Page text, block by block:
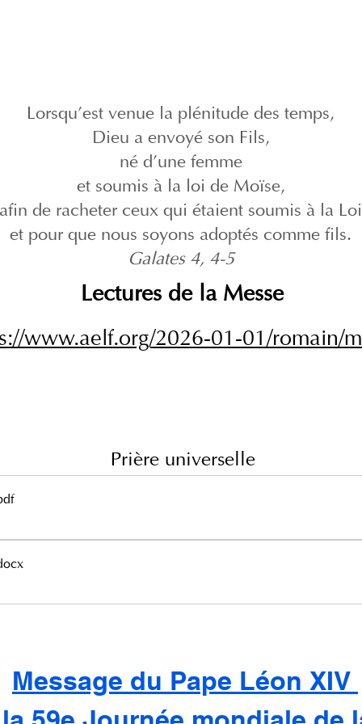
Lorsqu’est venue la plénitude des temps,
Dieu a envoyé son Fils,
né d’une femme
et soumis à la loi de Moïse,
afin de racheter ceux qui étaient soumis à la Loi
et pour que nous soyons adoptés comme fils.
Galates 4, 4-5
Lectures de la Messe
www.aelf.org/2026-01-01/romain/
Prière universelle
Message du Pape Léon XIV